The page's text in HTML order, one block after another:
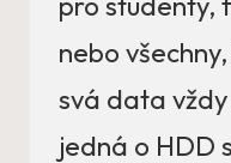
nebo
svá data
jedná o HDD